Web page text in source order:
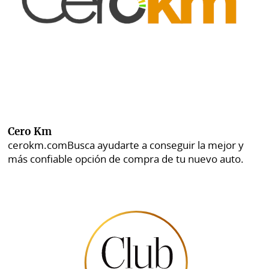
Cero Km
cerokm.comBusca ayudarte a conseguir la mejor y
más confiable opción de compra de tu nuevo auto.